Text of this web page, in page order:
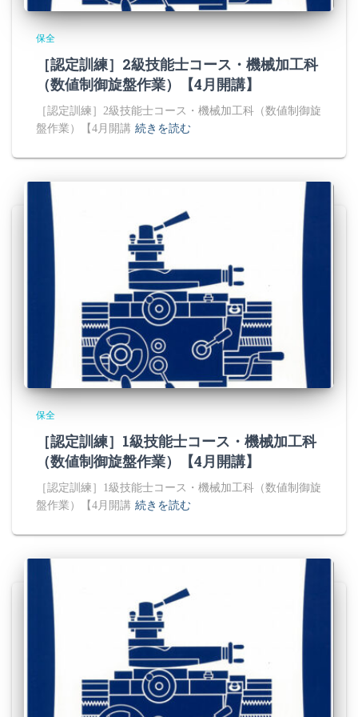
保全
［認定訓練］2級技能士コース・機械加工科
（数値制御旋盤作業）【4月開講】
［認定訓練］2級技能士コース・機械加工科（数値制御旋
盤作業）【4月開講 続きを読む
保全
［認定訓練］1級技能士コース・機械加工科
（数値制御旋盤作業）【4月開講】
［認定訓練］1級技能士コース・機械加工科（数値制御旋
盤作業）【4月開講 続きを読む